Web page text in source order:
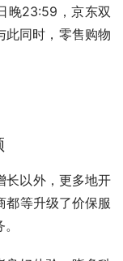
晚23:59，京东双
此同时，零售购物
长以外，更多地开
都等升级了价保服